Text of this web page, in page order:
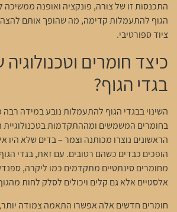
התכנסות זו של צורה, פונקציה ואופנה ממשיכה
הגוף להתעמלות קדימה, מה שהופך אותם
ציוד ספורטיבי.
כיצד חומרים וטכנולוגיה
בגדי הגוף?
השינוי בבגדי הגוף להתעמלות נובע במידה רבה
בחומרים המשמשים ומההתקדמות בטכנולוגיית
הראשונים נוצרו מכותנה וצמר – בדים שלא היו
הופכים כבדים כשהם רטובים. עם זאת, בגדי
מחומרים סינתטיים מתקדמים כמו ליקרה,
אלסטיים אלא גם קלים ויכולים לסלק לחות
חומרים חדשים אלה אפשרו התאמה צמודה